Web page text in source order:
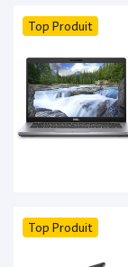
Top Produit
Top Produit